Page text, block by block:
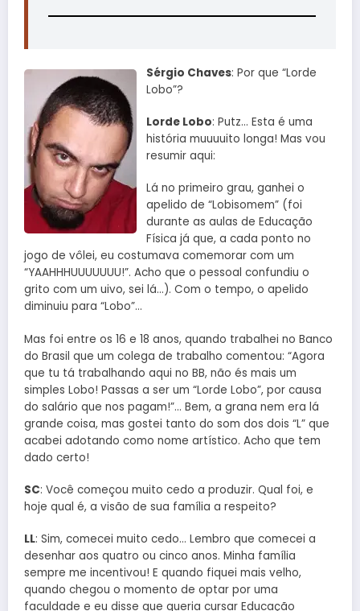
Sérgio Chaves: Por que “Lorde
Lobo”?
Lorde Lobo: Putz… Esta é uma
história muuuuito longa! Mas vou
resumir aqui:
Lá no primeiro grau, ganhei o
apelido de “Lobisomem” (foi
durante as aulas de Educação
Física já que, a cada ponto no
jogo de vôlei, eu costumava comemorar com um
“YAAHHHUUUUUUU!”. Acho que o pessoal confundiu o
grito com um uivo, sei lá…). Com o tempo, o apelido
diminuiu para “Lobo”…
Mas foi entre os 16 e 18 anos, quando trabalhei no Banco
do Brasil que um colega de trabalho comentou: “Agora
que tu tá trabalhando aqui no BB, não és mais um
simples Lobo! Passas a ser um “Lorde Lobo”, por causa
do salário que nos pagam!”… Bem, a grana nem era lá
grande coisa, mas gostei tanto do som dos dois “L” que
acabei adotando como nome artístico. Acho que tem
dado certo!
SC: Você começou muito cedo a produzir. Qual foi, e
hoje qual é, a visão de sua família a respeito?
LL: Sim, comecei muito cedo… Lembro que comecei a
desenhar aos quatro ou cinco anos. Minha família
sempre me incentivou! E quando fiquei mais velho,
quando chegou o momento de optar por uma
faculdade e eu disse que queria cursar Educação